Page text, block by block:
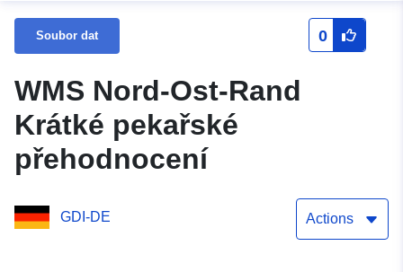
Soubor dat 0
WMS Nord-Ost-Rand
Krátké pekařské
přehodnocení
GDI-DE Actions